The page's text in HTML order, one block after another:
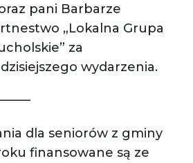
pani Barbarze
„Lokalna Grupa
za
wydarzenia.
dla seniorów z gminy
finansowane są ze